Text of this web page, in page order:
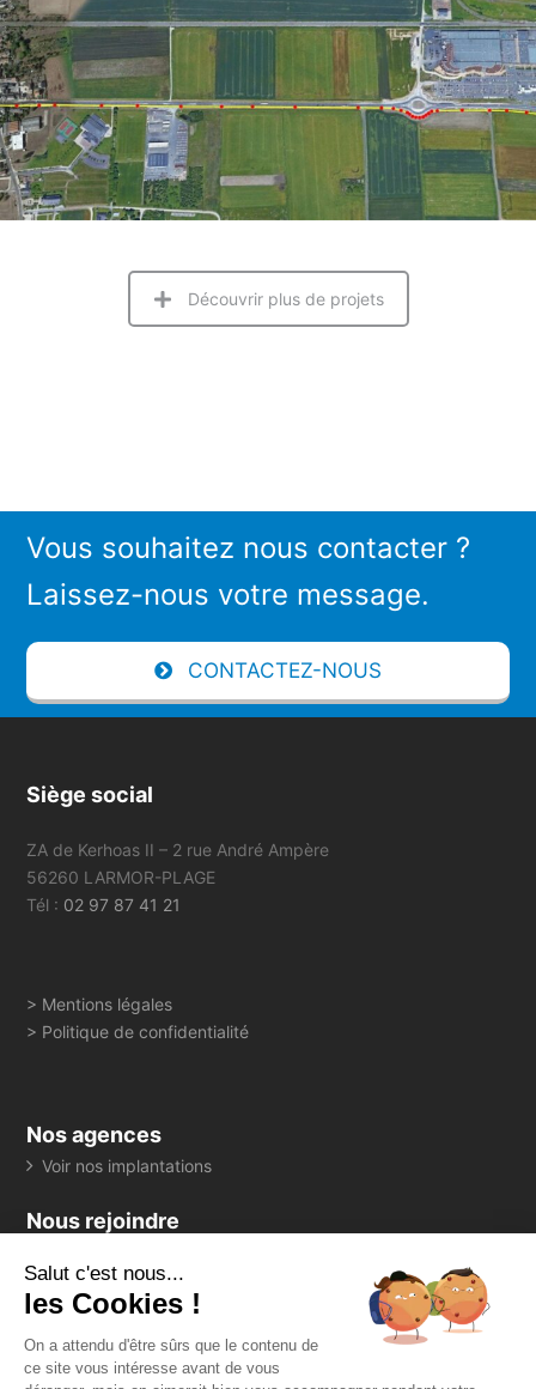
Découvrir plus de projets
Vous souhaitez nous contacter ?
Laissez-nous votre message.
CONTACTEZ-NOUS
Siège social
ZA de Kerhoas II – 2 rue André Ampère
56260 LARMOR-PLAGE
Tél : 02 97 87 41 21
> Mentions légales
> Politique de confidentialité
Nos agences
Voir nos implantations
Nous rejoindre
Suivez-nous
Salut c'est nous...
les Cookies !
On a attendu d'être sûrs que le contenu de
ce site vous intéresse avant de vous